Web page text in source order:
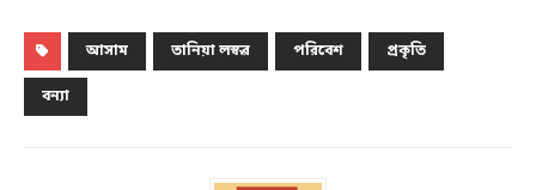
আসাম তানিয়া লস্কর পরিবেশ প্রকৃতি
বন্যা